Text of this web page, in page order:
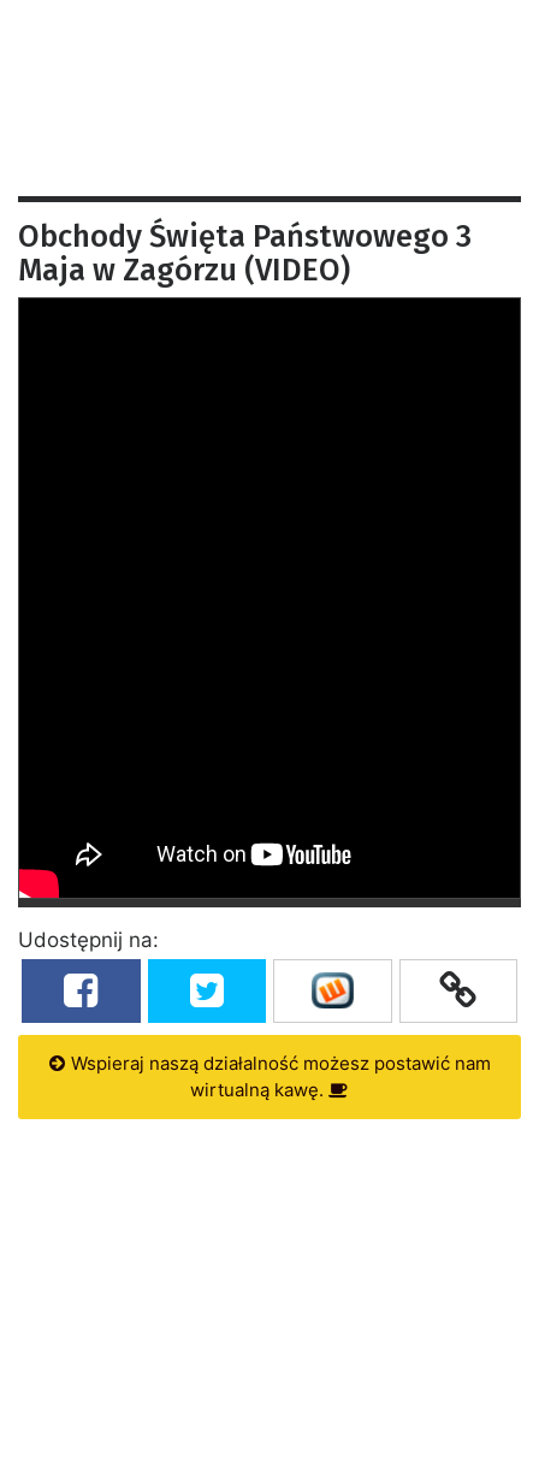
Obchody Święta Państwowego 3
Maja w Zagórzu (VIDEO)
Udostępnij na:
Wspieraj naszą działalność możesz postawić nam
wirtualną kawę.